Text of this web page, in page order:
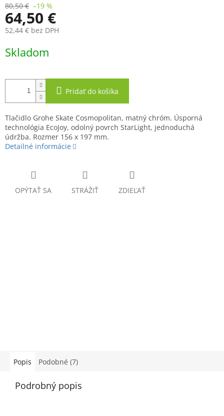
80,50 € –19 %
64,50 €
52,44 € bez DPH
cena:
Skladom
Pridať do košíka
Tlačidlo Grohe Skate Cosmopolitan, matný chróm. Úsporná
technológia EcoJoy, odolný povrch StarLight, jednoduchá
údržba. Rozmer 156 x 197 mm.
Detailné informácie
OPÝTAŤ SA STRÁŽIŤ ZDIEĽAŤ
Popis Podobné (7)
Podrobný popis